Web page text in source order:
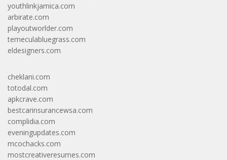
youthlinkjamica.com
arbirate.com
playoutworlder.com
temeculabluegrass.com
eldesigners.com
cheklani.com
totodal.com
apkcrave.com
bestcarinsurancewsa.com
complidia.com
eveningupdates.com
mcochacks.com
mostcreativeresumes.com